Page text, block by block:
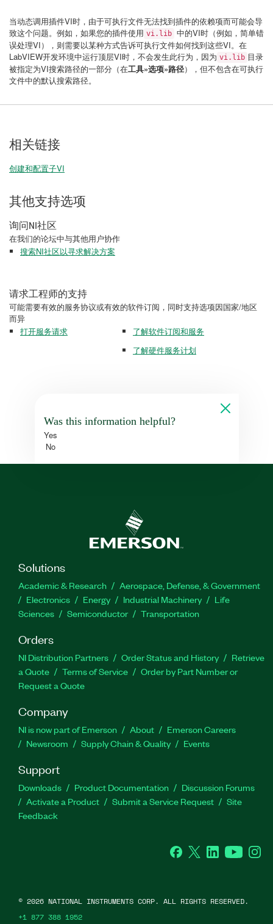
当动态调用插件VI时，由于可执行文件无法找到插件的依赖项而可能会导
致这个问题。例如，如果您的插件使用 vi.lib 中的VI时（例如，简单错
误处理VI），则需要以某种方式告诉可执行文件如何找到这些VI。在
LabVIEW开发环境中运行顶层VI时，不会发生此行为，因为 vi.lib 目录
被指定为VI搜索路径的一部分（在工具»选项»路径），但不包含在可执行
文件中的默认搜索路径。
相关链接
创建和配置子VI
其他支持选项
询问NI社区
在我们的论坛中与其他用户协作
搜索NI社区以寻求解决方案
请求工程师的支持
可能需要有效的服务协议或有效的软件订阅，同时支持选项因国家/地区
而异
打开服务请求
了解软件订阅和服务
了解硬件服务计划
Was this information helpful?
Yes
No
Solutions
Academic & Research
Aerospace, Defense, & Government
Electronics
Energy Industrial Machinery
Life
Sciences
Semiconductor Transportation
Orders
NI Distribution Partners Order Status and History
Retrieve
a Quote
Terms of Service
Order by Part Number or
Request a Quote
Company
NI is now part of Emerson About
Emerson Careers
Newsroom
Supply Chain & Quality Events
Support
Downloads Product Documentation
Discussion Forums
Activate a Product
Submit a Service Request
Site
Feedback
Facebook
Twitter LinkedInYouTube
© 2026 NATIONAL INSTRUMENTS CORP. ALL RIGHTS RESERVED.
+1 877 388 1952